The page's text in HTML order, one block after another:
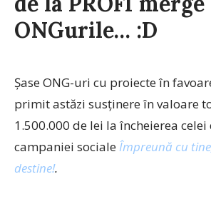
ONGurile… :D
Șase ONG-uri cu proiecte în
primit astăzi susținere în valoare
1.500.000 de lei la încheierea
campaniei sociale Împreună cu
destine!.